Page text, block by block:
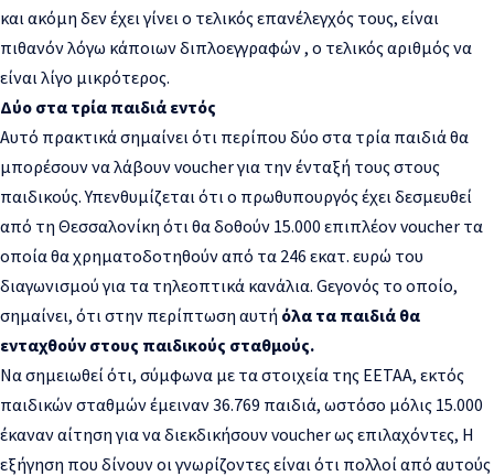
και ακόμη δεν έχει γίνει ο τελικός επανέλεγχός τους, είναι
πιθανόν λόγω κάποιων διπλοεγγραφών , ο τελικός αριθμός να
είναι λίγο μικρότερος.
Δύο στα τρία παιδιά εντός
Αυτό πρακτικά σημαίνει ότι περίπου δύο στα τρία παιδιά θα
μπορέσουν να λάβουν voucher για την ένταξή τους στους
παιδικούς. Υπενθυμίζεται ότι ο πρωθυπουργός έχει δεσμευθεί
από τη Θεσσαλονίκη ότι θα δοθούν 15.000 επιπλέον voucher τα
οποία θα χρηματοδοτηθούν από τα 246 εκατ. ευρώ του
διαγωνισμού για τα τηλεοπτικά κανάλια. Gεγονός το οποίο,
σημαίνει, ότι στην περίπτωση αυτή όλα τα παιδιά θα
ενταχθούν στους παιδικούς σταθμούς.
Να σημειωθεί ότι, σύμφωνα με τα στοιχεία της ΕΕΤΑΑ, εκτός
παιδικών σταθμών έμειναν 36.769 παιδιά, ωστόσο μόλις 15.000
έκαναν αίτηση για να διεκδικήσουν voucher ως επιλαχόντες, Η
εξήγηση που δίνουν οι γνωρίζοντες είναι ότι πολλοί από αυτούς